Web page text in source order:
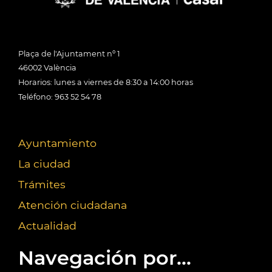
Plaça de l'Ajuntament nº 1
46002 València
Horarios: lunes a viernes de 8:30 a 14:00 horas
Teléfono: 963 52 54 78
Ayuntamiento
La ciudad
Trámites
Atención ciudadana
Actualidad
Navegación por...